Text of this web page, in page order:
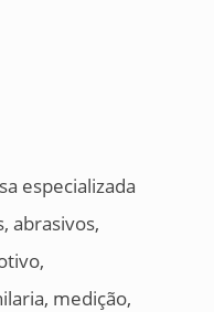
especializada
abrasivos,
medição,